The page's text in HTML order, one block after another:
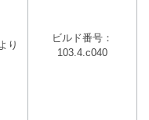
り
ビルド番号：
103.4.c040